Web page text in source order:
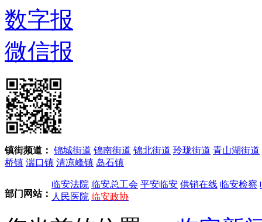
数字报
微信报
镇街频道： 锦城街道 锦南街道 锦北街道 玲珑街道 青山湖街道
桥镇 湍口镇 清凉峰镇 岛石镇
部门网站：
临安法院 临安总工会 平安临安 供销在线 临安检察
人民医院 临安政协